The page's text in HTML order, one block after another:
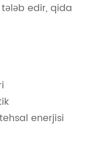
tələb edir, qida
enerjisi